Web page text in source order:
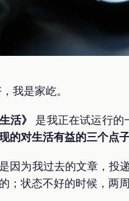
我是家屹。
活》
是我正在试运行
的对生活有益的三个点
因为我过去的文章，投
；状态不好的时候，两